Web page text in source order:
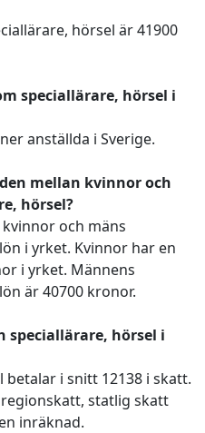
hörsel är 41900
speciallärare, hörsel i
anställda i Sverige.
mellan kvinnor och
hörsel?
och mäns
i yrket. Kvinnor har en
i yrket. Männens
är 40700 kronor.
speciallärare, hörsel i
betalar i snitt 12138 i skatt.
statlig skatt
inräknad.